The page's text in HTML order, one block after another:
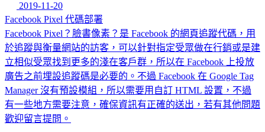
2019-11-20
Facebook Pixel 代碼部署
Facebook Pixel？臉書像素？是 Facebook 的網頁追蹤代碼，用
於追蹤與衡量網站的訪客，可以針對指定受眾做在行銷或是建
立相似受眾找到更多的淺在客戶群，所以在 Facebook 上投放
廣告之前埋設追蹤碼是必要的。不過 Facebook 在 Google Tag
Manager 沒有預設模組，所以需要用自訂 HTML 設置，不過
有一些地方需要注意，確保資訊有正確的送出，若有其他問題
歡迎留言提問。